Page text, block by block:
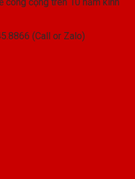
(Call or Zalo)